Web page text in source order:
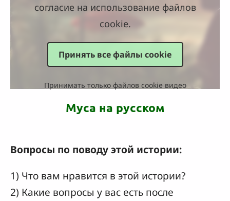
согласие на использование файлов
cookie.
Принять все файлы cookie
Принимать только файлов cookie видео
Муса на русском
Вопросы по поводу этой истории:
1) Что вам нравится в этой истории?
2) Какие вопросы у вас есть после